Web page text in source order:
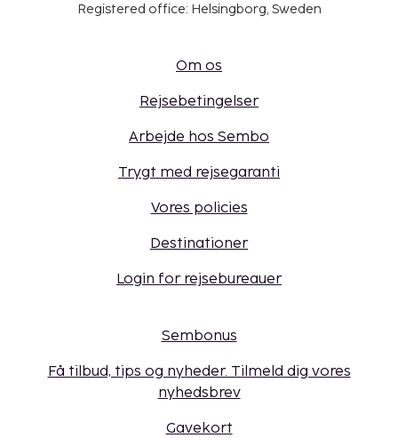
Registered office: Helsingborg, Sweden
Om os
Rejsebetingelser
Arbejde hos Sembo
Trygt med rejsegaranti
Vores policies
Destinationer
Login for rejsebureauer
Sembonus
Få tilbud, tips og nyheder. Tilmeld dig vores
nyhedsbrev
Gavekort